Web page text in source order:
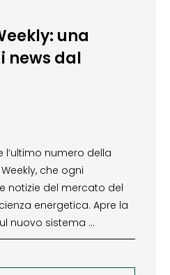
una
news dal
l’ultimo numero della
che ogni
notizie del mercato del
energetica. Apre la
nuovo sistema …